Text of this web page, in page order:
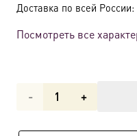
Доставка по всей России:
Посмотреть все
Количество